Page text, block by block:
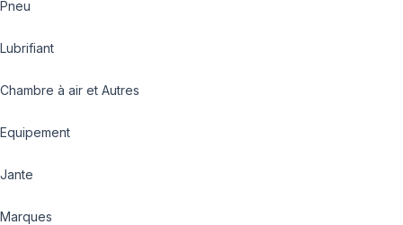
Pneu
Lubrifiant
Chambre à air et Autres
Equipement
Jante
Marques